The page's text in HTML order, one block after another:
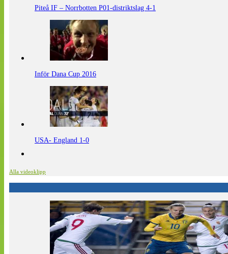
Piteå IF – Norrbotten P01-distriktslag 4-1
Inför Dana Cup 2016
USA- England 1-0
Alla videoklipp